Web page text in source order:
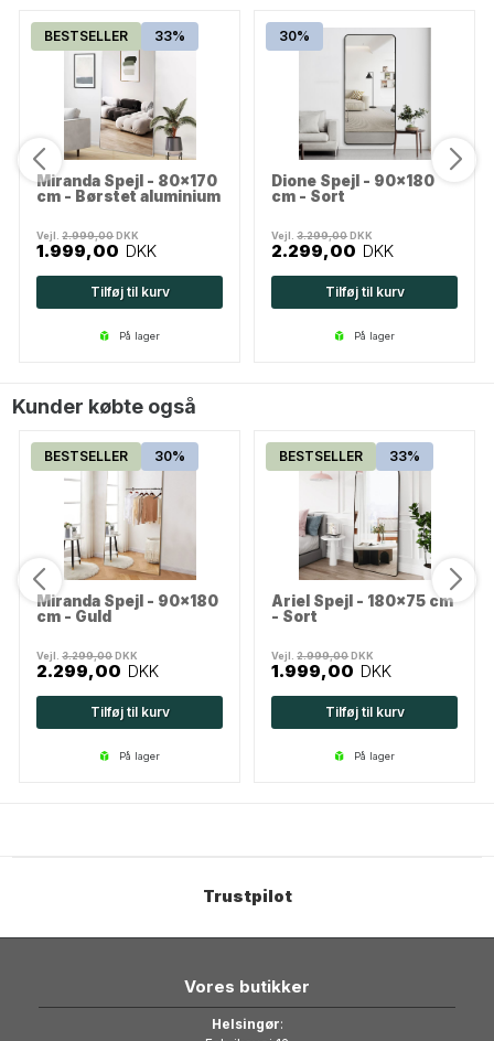
BESTSELLER 33%
Miranda Spejl - 80x170
cm - Børstet aluminium
Vejl.2.999,00DKK
1.999,00 DKK
Tilføj til kurv
på lager
30%
Dione Spejl - 90x180
cm - Sort
Vejl.3.299,00DKK
2.299,00 DKK
Tilføj til kurv
på lager
Kunder købte også
BESTSELLER 30%
Miranda Spejl - 90x180
cm - Guld
Vejl.3.299,00DKK
2.299,00 DKK
Tilføj til kurv
på lager
BESTSELLER 33%
Ariel Spejl - 180x75 cm
- Sort
Vejl.2.999,00DKK
1.999,00 DKK
Tilføj til kurv
på lager
Trustpilot
Vores butikker
Helsingør: